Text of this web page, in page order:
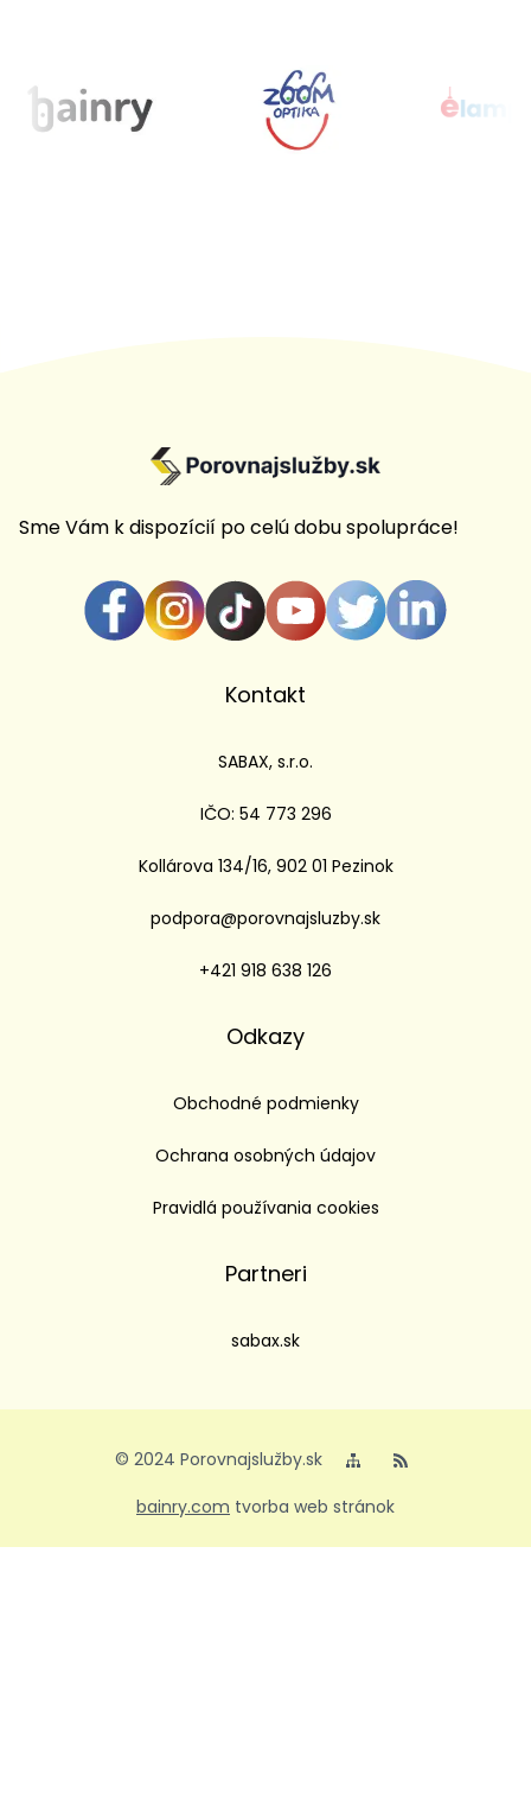
Sme Vám k dispozícií po celú dobu spolupráce!
Kontakt
SABAX, s.r.o.
IČO: 54 773 296
Kollárova 134/16, 902 01 Pezinok
podpora@porovnajsluzby.sk
+421 918 638 126
Odkazy
Obchodné podmienky
Ochrana osobných údajov
Pravidlá používania cookies
Partneri
sabax.sk
© 2024 Porovnajslužby.sk
bainry.com tvorba web stránok